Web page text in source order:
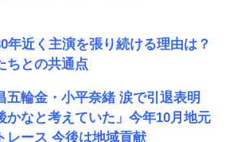
年近く主演を張り続ける理由は？
ちとの共通点
五輪金・小平奈緒 涙で引退表明
かなと考えていた」今年10月地元
レース 今後は地域貢献